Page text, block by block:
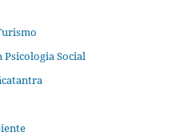
Psicologia Social